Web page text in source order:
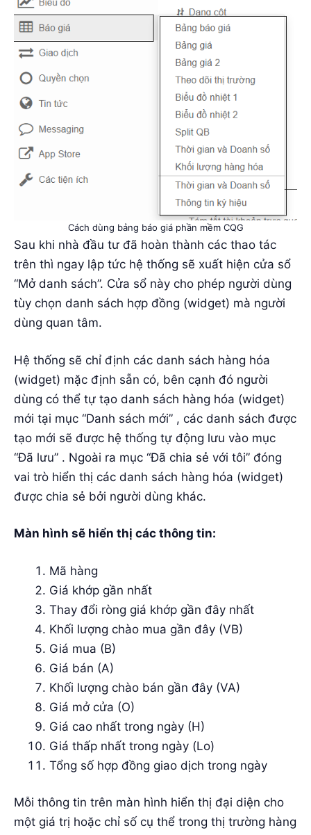
Cách dùng bảng báo giá phần mềm CQG
Sau khi nhà đầu tư đã hoàn thành các thao tác
trên thì ngay lập tức hệ thống sẽ xuất hiện cửa sổ
“Mở danh sách”. Cửa sổ này cho phép người dùng
tùy chọn danh sách hợp đồng (widget) mà người
dùng quan tâm.
Hệ thống sẽ chỉ định các danh sách hàng hóa
(widget) mặc định sẵn có, bên cạnh đó người
dùng có thể tự tạo danh sách hàng hóa (widget)
mới tại mục “Danh sách mới” , các danh sách được
tạo mới sẽ được hệ thống tự động lưu vào mục
“Đã lưu” . Ngoài ra mục “Đã chia sẻ với tôi” đóng
vai trò hiển thị các danh sách hàng hóa (widget)
được chia sẻ bởi người dùng khác.
Màn hình sẽ hiển thị các thông tin:
Mã hàng
Giá khớp gần nhất
Thay đổi ròng giá khớp gần đây nhất
Khối lượng chào mua gần đây (VB)
Giá mua (B)
Giá bán (A)
Khối lượng chào bán gần đây (VA)
Giá mở cửa (O)
Giá cao nhất trong ngày (H)
Giá thấp nhất trong ngày (Lo)
Tổng số hợp đồng giao dịch trong ngày
Mỗi thông tin trên màn hình hiển thị đại diện cho
một giá trị hoặc chỉ số cụ thể trong thị trường hàng